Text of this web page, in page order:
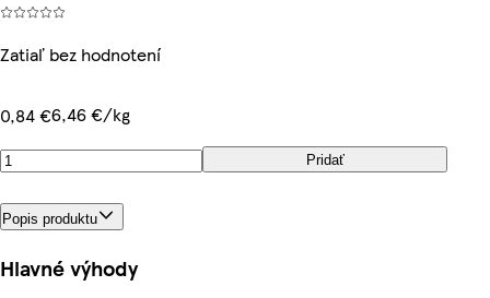
Zatiaľ bez hodnotení
0,84 €6,46 €/kg
Pridať
Popis produktu
Hlavné výhody